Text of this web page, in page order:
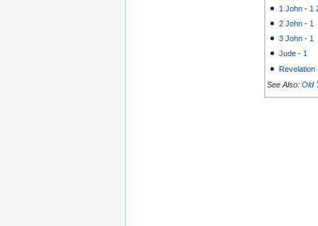
1 John - 1
2 John - 1
3 John - 1
Jude -1
Revelation
See Also: Old